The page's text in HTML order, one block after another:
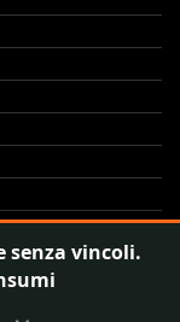
senza vincoli.